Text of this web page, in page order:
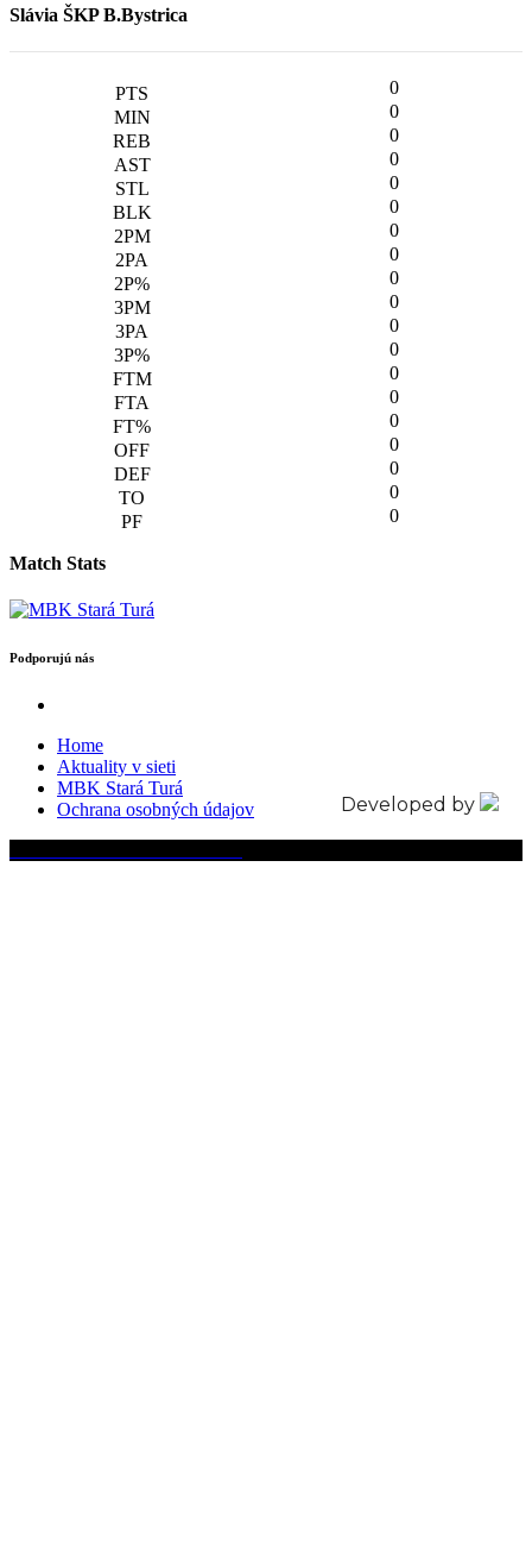
Slávia ŠKP B.Bystrica
0
0
0
0
0
0
0
0
0
0
0
0
0
0
0
0
0
0
0
Match Stats
Podporujú nás
Home
Aktuality v sieti
MBK Stará Turá
Ochrana osobných údajov
Developed by